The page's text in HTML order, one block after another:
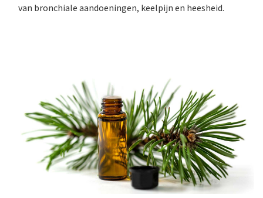
van bronchiale aandoeningen, keelpijn en heesheid.